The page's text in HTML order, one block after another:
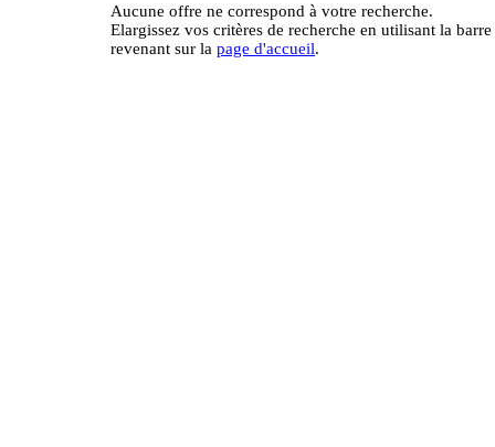
Aucune offre ne correspond à votre recherche.
Elargissez vos critères de recherche en utilisant la
revenant sur la page d'accueil.